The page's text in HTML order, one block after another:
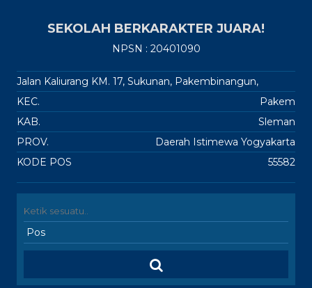
SEKOLAH BERKARAKTER JUARA!
NPSN : 20401090
Jalan Kaliurang KM. 17, Sukunan, Pakembinangun,
KEC.
Pakem
KAB.
Sleman
PROV.
Daerah Istimewa Yogyakarta
KODE POS
55582